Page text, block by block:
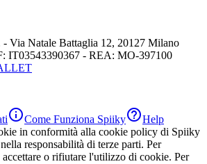
Via Natale Battaglia 12, 20127 Milano
IT03543390367 - REA: MO-397100
Come Funziona SpiikyHelp
in conformità alla cookie policy di Spiiky
responsabilità di terze parti. Per
accettare o rifiutare l'utilizzo di cookie. Per